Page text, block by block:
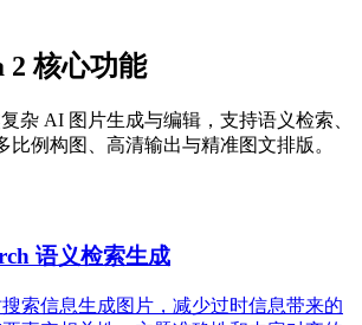
2 核心功能
复杂 AI 图片生成与编辑，支持语义检索、
比例构图、高清输出与精准图文排版。
语义检索生成
索信息生成图片，减少过时信息带来的